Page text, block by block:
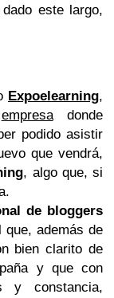
este largo,
Expoelearning,
empresadonde
podido asistir
que vendrá,
, algo que, si
de bloggers
que, además de
bien clarito de
y que con
y constancia,